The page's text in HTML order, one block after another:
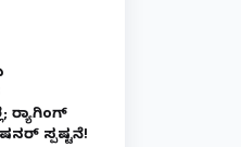
ರ‌್ಯಾಗಿಂಗ್
ಸ್ಪಷ್ಟನೆ!